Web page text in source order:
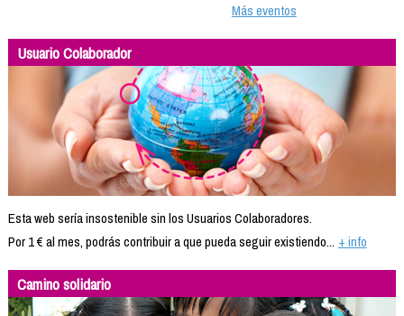
Más eventos
Usuario Colaborador
Esta web sería insostenible sin los Usuarios Colaboradores.
Por 1 € al mes, podrás contribuir a que pueda seguir existiendo... + info
Camino solidario